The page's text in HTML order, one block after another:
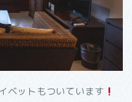
ベットもついています